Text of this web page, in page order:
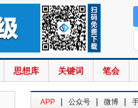
思想库 关键词 笔会
APP | 公众号 | 微博 |